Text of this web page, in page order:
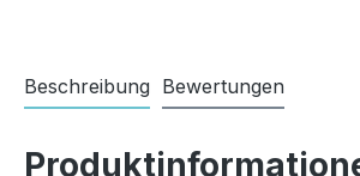
Beschreibung Bewertungen